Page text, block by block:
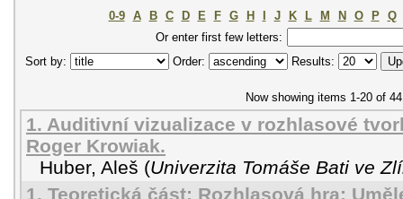
0-9 A B C D E F G H J K L M N O P
Q
Or enter first few letters:
Sort by:
Order: Results:
Now showing items 1-20 of 44
1. Auditivní vizualizace v rozhlasové
Roger Krowiak.
Huber, Aleš (Univerzita Tomáše Bati ve
1. Teoretická část: Rozhlasová hra: